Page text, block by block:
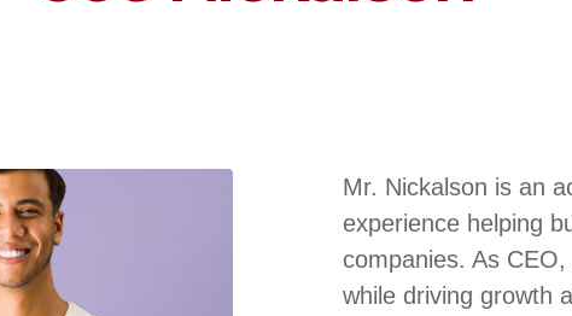
Mr. Nickalson is an
experience helping
companies. As
while driving growth